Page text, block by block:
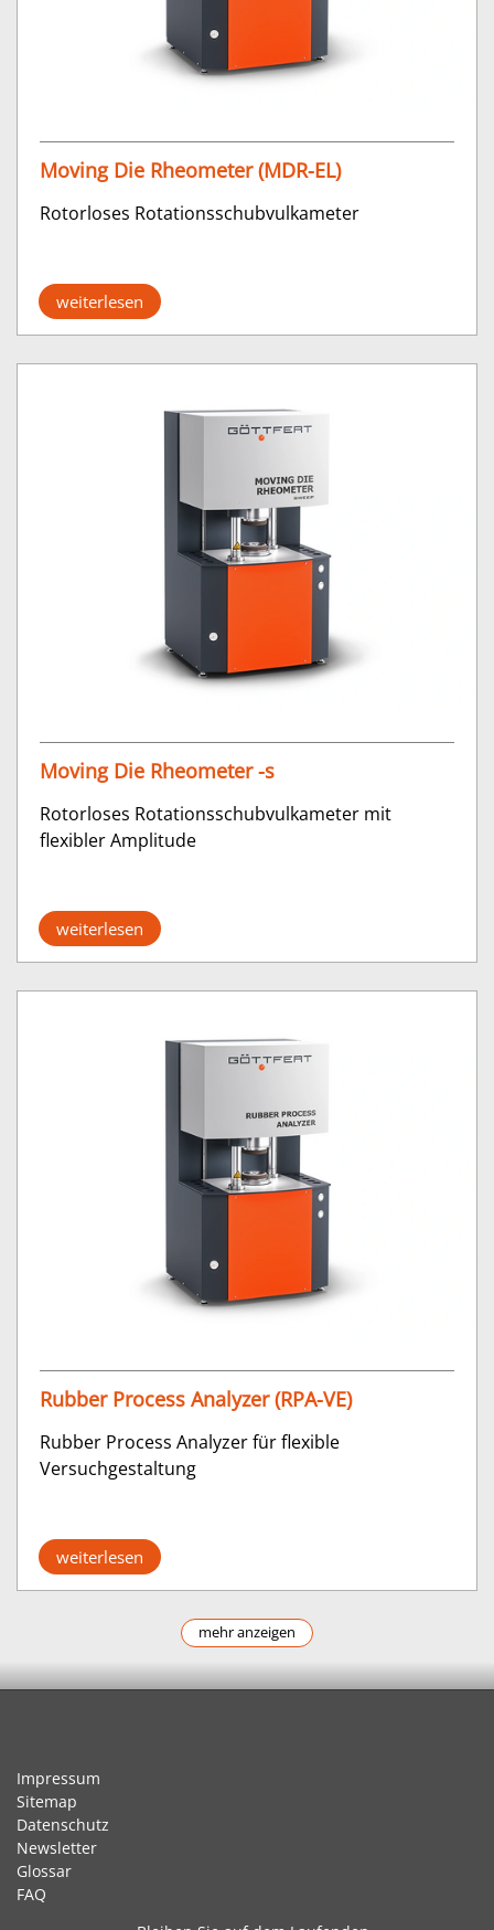
Moving Die Rheometer (MDR-EL)
Rotorloses Rotationsschubvulkameter
weiterlesen
Moving Die Rheometer -s
Rotorloses Rotationsschubvulkameter mit
flexibler Amplitude
weiterlesen
Rubber Process Analyzer (RPA-VE)
Rubber Process Analyzer für flexible
Versuchgestaltung
weiterlesen
mehr anzeigen
Impressum
Sitemap
Datenschutz
Newsletter
Glossar
FAQ